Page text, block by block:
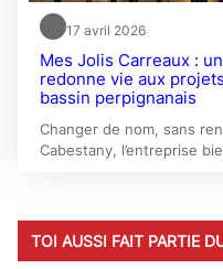
17 avril 2026
Mes Jolis Carreaux :
redonne vie aux
bassin perpignanais
Changer de nom, sans
Cabestany, l’entreprise
TOI AUSSI FAIT PARTIE